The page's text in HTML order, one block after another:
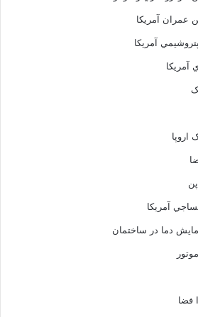
عمران آمريکا
آمريکا
آمريکا
اروپا
آمريکا
دما در ساختمان
فضا